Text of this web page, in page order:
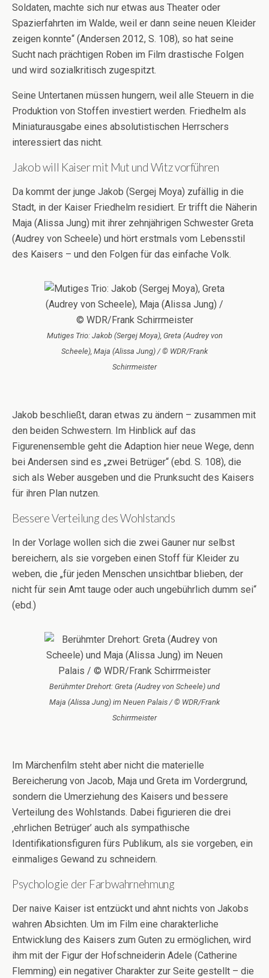
Soldaten, machte sich nur etwas aus Theater oder
Spazierfahrten im Walde, weil er dann seine neuen Kleider
zeigen konnte“ (Andersen 2012, S. 108), so hat seine
Sucht nach prächtigen Roben im Film drastische Folgen
und wird sozialkritisch zugespitzt.
Seine Untertanen müssen hungern, weil alle Steuern in die
Produktion von Stoffen investiert werden. Friedhelm als
Miniaturausgabe eines absolutistischen Herrschers
interessiert das nicht.
Jakob will Kaiser mit Mut und Witz vorführen
Da kommt der junge Jakob (Sergej Moya) zufällig in die
Stadt, in der Kaiser Friedhelm residiert. Er trifft die Näherin
Maja (Alissa Jung) mit ihrer zehnjährigen Schwester Greta
(Audrey von Scheele) und hört erstmals vom Lebensstil
des Kaisers – und den Folgen für das einfache Volk.
Mutiges Trio: Jakob (Sergej Moya), Greta (Audrey von
Scheele), Maja (Alissa Jung) / © WDR/Frank
Schirrmeister
Jakob beschließt, daran etwas zu ändern – zusammen mit
den beiden Schwestern. Im Hinblick auf das
Figurenensemble geht die Adaption hier neue Wege, denn
bei Andersen sind es „zwei Betrüger“ (ebd. S. 108), die
sich als Weber ausgeben und die Prunksucht des Kaisers
für ihren Plan nutzen.
Bessere Verteilung des Wohlstands
In der Vorlage wollen sich die zwei Gauner nur selbst
bereichern, als sie vorgeben einen Stoff für Kleider zu
weben, die „für jeden Menschen unsichtbar blieben, der
nicht für sein Amt tauge oder auch ungebührlich dumm sei“
(ebd.)
Berühmter Drehort: Greta (Audrey von Scheele) und
Maja (Alissa Jung) im Neuen Palais / © WDR/Frank
Schirrmeister
Im Märchenfilm steht aber nicht die materielle
Bereicherung von Jacob, Maja und Greta im Vordergrund,
sondern die Umerziehung des Kaisers und bessere
Verteilung des Wohlstands. Dabei figurieren die drei
‚ehrlichen Betrüger’ auch als sympathische
Identifikationsfiguren fürs Publikum, als sie vorgeben, ein
einmaliges Gewand zu schneidern.
Psychologie der Farbwahrnehmung
Der naive Kaiser ist entzückt und ahnt nichts von Jakobs
wahren Absichten. Um im Film eine charakterliche
Entwicklung des Kaisers zum Guten zu ermöglichen, wird
ihm mit der Figur der Hofschneiderin Adele (Catherine
Flemming) ein negativer Charakter zur Seite gestellt – die